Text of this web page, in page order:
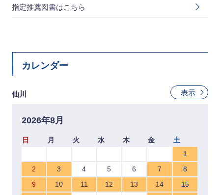
指定推薦図書はこちら
カレンダー
仙川 表示
2026年8月
日 月 火 水 木 金
土
1
2
3 4 5 6 7
8
9
10 11 12 13 14
15